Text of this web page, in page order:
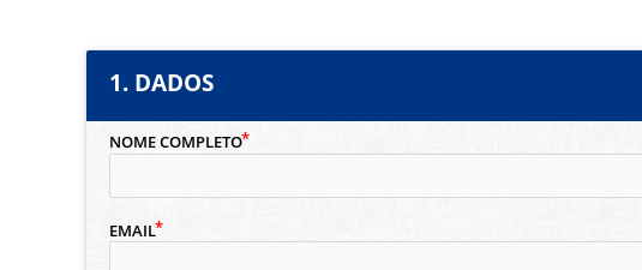
1. DADOS
NOME COMPLETO
EMAIL